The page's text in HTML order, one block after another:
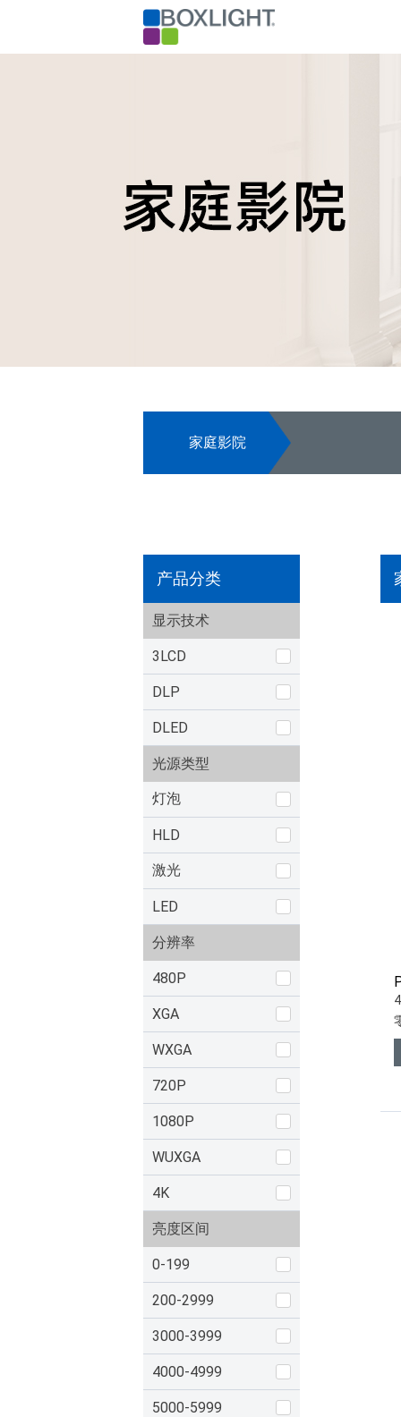
家庭影院
产品分类
显示技术
3LCD
DLP
DLED
光源类型
灯泡
HLD
激光
LED
分辨率
480P
XGA
WXGA
720P
1080P
WUXGA
4K
亮度区间
0-199
200-2999
3000-3999
4000-4999
5000-5999